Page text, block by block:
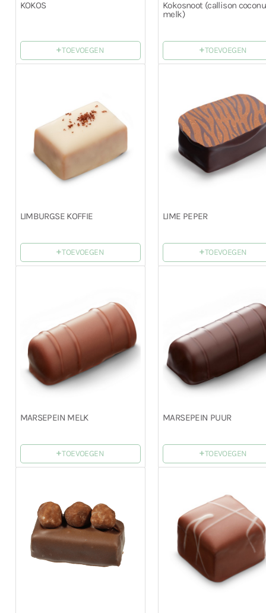
KOKOS
+TOEVOEGEN
Kokosnoot (callison
melk)
+TOEVOEGEN
LIMBURGSE KOFFIE
+TOEVOEGEN
LIME PEPER
+TOEVOEGEN
MARSEPEIN MELK
+TOEVOEGEN
MARSEPEIN PUUR
+TOEVOEGEN